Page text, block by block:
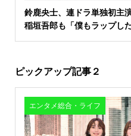
鈴鹿央士、連ドラ単独初主
稲垣吾郎も「僕もラップし
ピックアップ記事２
エンタメ総合・ライフ